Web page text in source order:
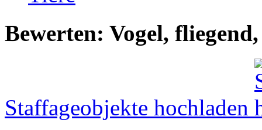
Bewerten: Vogel,
Staffageobjekte hochladen